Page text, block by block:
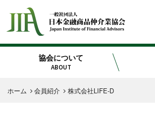
協会について
ABOUT
ホーム 会員紹介 株式会社LIFE-D